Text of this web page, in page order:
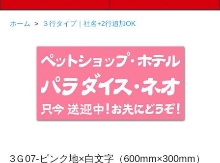
ホーム > ３行タイプ｜社名+2行追加OK
3Ｇ07-ピンク地×白文字（600mm×300mm）